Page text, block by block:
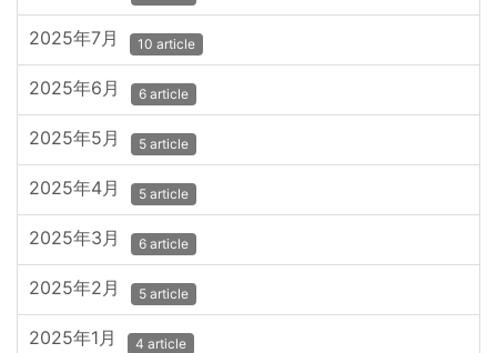
2025年7月 10 article
2025年6月 6 article
2025年5月 5 article
2025年4月 5 article
2025年3月 6 article
2025年2月 5 article
2025年1月 4 article